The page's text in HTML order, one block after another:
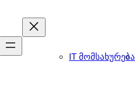
IT მომსახურება